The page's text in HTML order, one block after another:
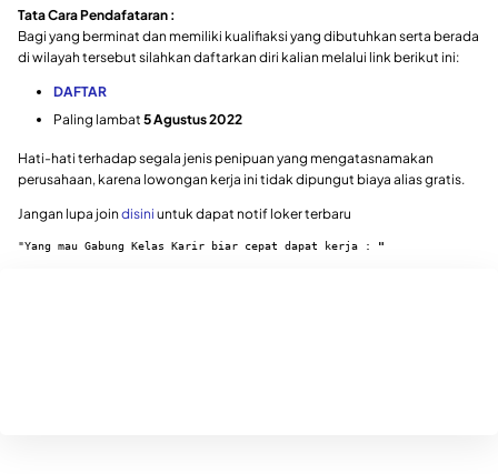
Tata Cara Pendafataran :
Bagi yang berminat dan memiliki kualifiaksi yang dibutuhkan serta berada
di wilayah tersebut silahkan daftarkan diri kalian melalui link berikut ini:
DAFTAR
Paling lambat 5 Agustus 2022
Hati-hati terhadap segala jenis penipuan yang mengatasnamakan
perusahaan, karena lowongan kerja ini tidak dipungut biaya alias gratis.
Jangan lupa join disini untuk dapat notif loker terbaru
"Yang mau Gabung Kelas Karir biar cepat dapat kerja : "